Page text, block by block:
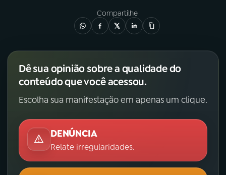
Compartilhe
Dê sua opinião sobre a qualidade do
conteúdo que você acessou.
Escolha sua manifestação em apenas um clique.
DENÚNCIA
Relate irregularidades.